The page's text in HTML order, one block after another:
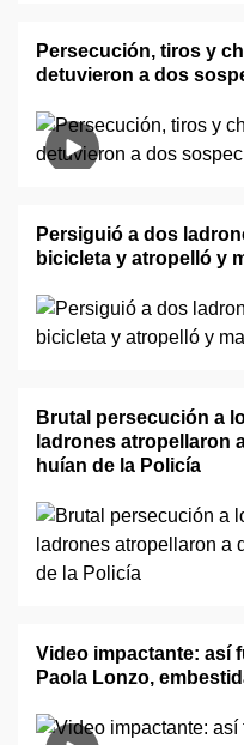
Persecución, tiros y
detuvieron a dos
Persiguió a dos
bicicleta y atropelló y
Brutal persecución a
ladrones atropellaron
huían de la Policía
Video impactante: así
Paola Lonzo,